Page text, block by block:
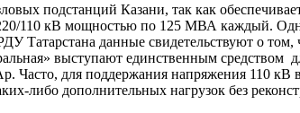
подстанций Казани, так как
110 кВ мощностью по 125 МВА каждый.
данные свидетельствуют о том,
выступают единственным средством
для поддержания напряжения 110 кВ
либо дополнительных нагрузок без